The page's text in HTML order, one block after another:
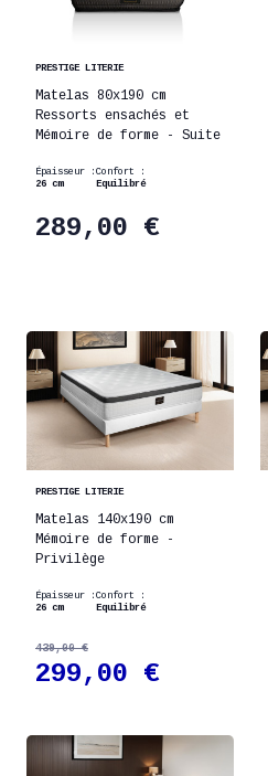
PRESTIGE LITERIE
Matelas 80x190 cm
Ressorts ensachés et
Mémoire de forme - Suite
Épaisseur :
26 cm
Confort :
Equilibré
289,00 €
PRESTIGE LITERIE
Matelas 140x190 cm
Mémoire de forme -
Privilège
Épaisseur :
26 cm
Confort :
Equilibré
439,00 €
299,00 €